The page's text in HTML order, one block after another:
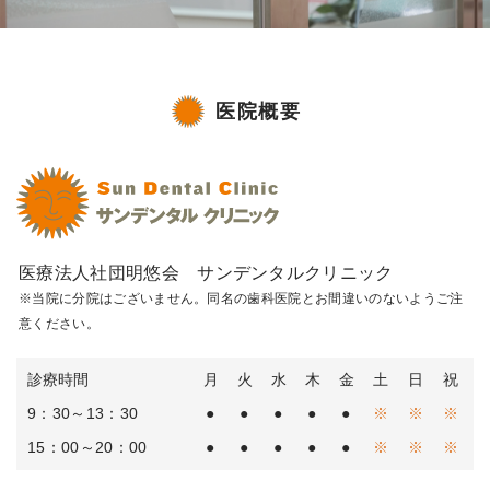
医院概要
医療法人社団明悠会 サンデンタルクリニック
※当院に分院はございません。同名の歯科医院とお間違いのないようご注
意ください。
診療時間 月 火 水 木 金 土 日
祝
9：30～13：30
● ● ● ● ● ※ ※
※
15：00～20：00
● ● ● ● ● ※ ※ ※